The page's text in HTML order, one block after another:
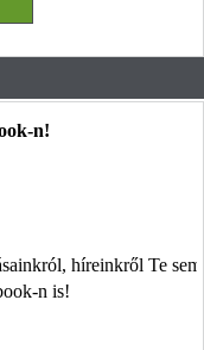
n!
híreinkről Te
n is!